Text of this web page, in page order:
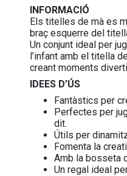
INFORMACIÓ
Els titelles de mà es
braç esquerre del
Un conjunt ideal per
l’infant amb el titella
creant moments
IDEES D’ÚS
Fantàstics per
Perfectes per
dit.
Útils per
Fomenta la
Amb la bosseta
Un regal ideal